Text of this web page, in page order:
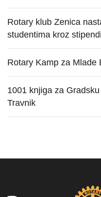
Rotary klub Zenica
studentima kroz
Rotary Kamp za Mlade
1001 knjiga za
Travnik